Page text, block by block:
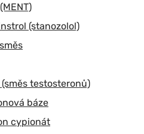
(stanozolol)
testosteronů)
báze
cypionát